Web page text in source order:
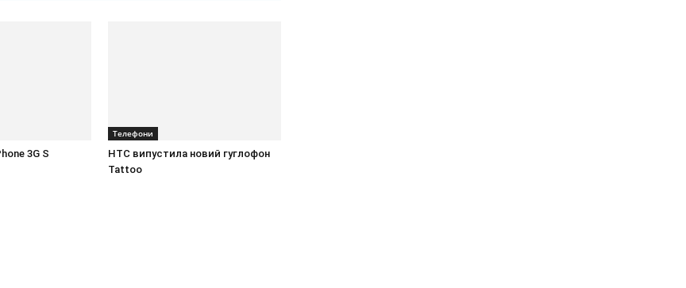
3G S
Телефони
HTC випустила новий гуглофон
Tattoo